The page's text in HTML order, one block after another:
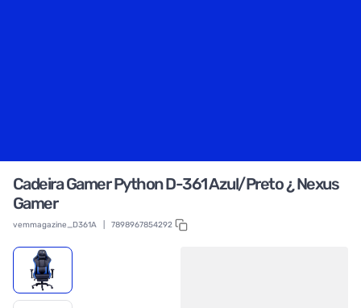
Cadeira Gamer Python D-361 Azul/Preto ¿ Nexus
Gamer
vemmagazine_D361A 7898967854292